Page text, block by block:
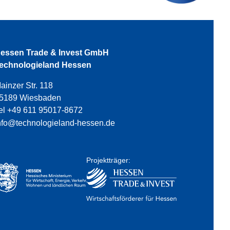
Trade & Invest GmbH
Hessen
Str. 118
Wiesbaden
+49 611 95017-8672
hessen.de
Projektträger: